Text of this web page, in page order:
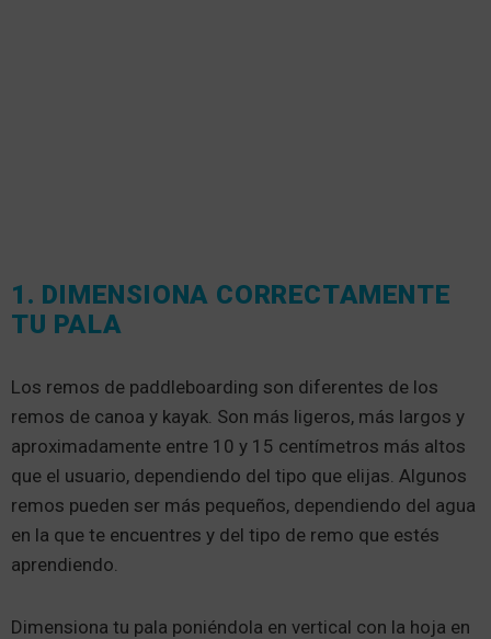
1. DIMENSIONA CORRECTAMENTE
TU PALA
Los remos de paddleboarding son diferentes de los
remos de canoa y kayak. Son más ligeros, más largos y
aproximadamente entre 10 y 15 centímetros más altos
que el usuario, dependiendo del tipo que elijas. Algunos
remos pueden ser más pequeños, dependiendo del agua
en la que te encuentres y del tipo de remo que estés
aprendiendo.
Dimensiona tu pala poniéndola en vertical con la hoja en